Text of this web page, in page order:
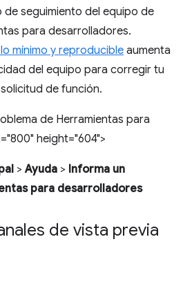
de seguimiento del equipo de
para desarrolladores.
mínimo y reproducibleaumenta
del equipo para corregir tu
de función.
de Herramientas para
height="604">
>Ayuda > Informa un
para desarrolladores
de vista previa